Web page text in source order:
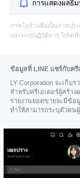
การแสดงผลธี
ภาพในร้านธีมเป็นภาพปร
และระบบปฏิบัติการ โปรด
ข้อมูลที่ LINE แชร์กับครี
LY Corporation จะเก็บ
สำหรับครีเอเตอร์ผู้สร้าง
รายงานยอดขายจะมีข้อ
ทำให้สามารถระบุตัวตน